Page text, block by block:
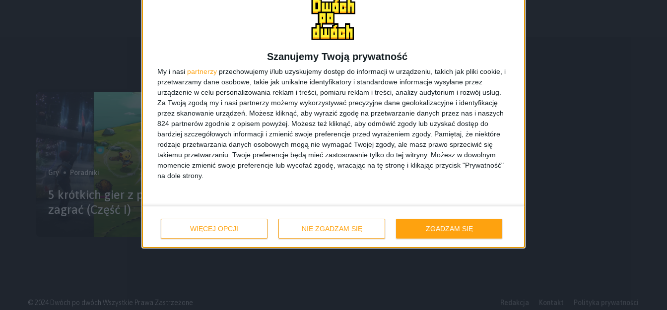
Szanujemy Twoją prywatność
My i nasi partnerzy przechowujemy i/lub uzyskujemy dostęp do informacji w urządzeniu, takich jak pliki cookie, i
przetwarzamy dane osobowe, takie jak unikalne identyfikatory i standardowe informacje wysyłane przez
urządzenie w celu personalizowania reklam i treści, pomiaru reklam i treści, analizy audytorium i rozwój usług.
Za Twoją zgodą my i nasi partnerzy możemy wykorzystywać precyzyjne dane geolokalizacyjne i identyfikację
przez skanowanie urządzeń. Możesz kliknąć, aby wyrazić zgodę na przetwarzanie danych przez nas i naszych
824 partnerów zgodnie z opisem powyżej. Możesz też kliknąć, aby odmówić zgody lub uzyskać dostęp do
bardziej szczegółowych informacji i zmienić swoje preferencje przed wyrażeniem zgody. Pamiętaj, że niektóre
rodzaje przetwarzania danych osobowych mogą nie wymagać Twojej zgody, ale masz prawo sprzeciwić się
takiemu przetwarzaniu. Twoje preferencje będą mieć zastosowanie tylko do tej witryny. Możesz w dowolnym
momencie zmienić swoje preferencje lub wycofać zgodę, wracając na tę stronę i klikając przycisk "Prywatność"
na dole strony.
WIĘCEJ OPCJI NIE ZGADZAM SIĘ ZGADZAM SIĘ
Gry Poradniki
5 krótkich gier z prostą platyną, w które warto
zagrać (Część I)
© 2024 Dwóch po dwóch Wszystkie Prawa Zastrzeżone Redakcja Kontakt Polityka prywatności